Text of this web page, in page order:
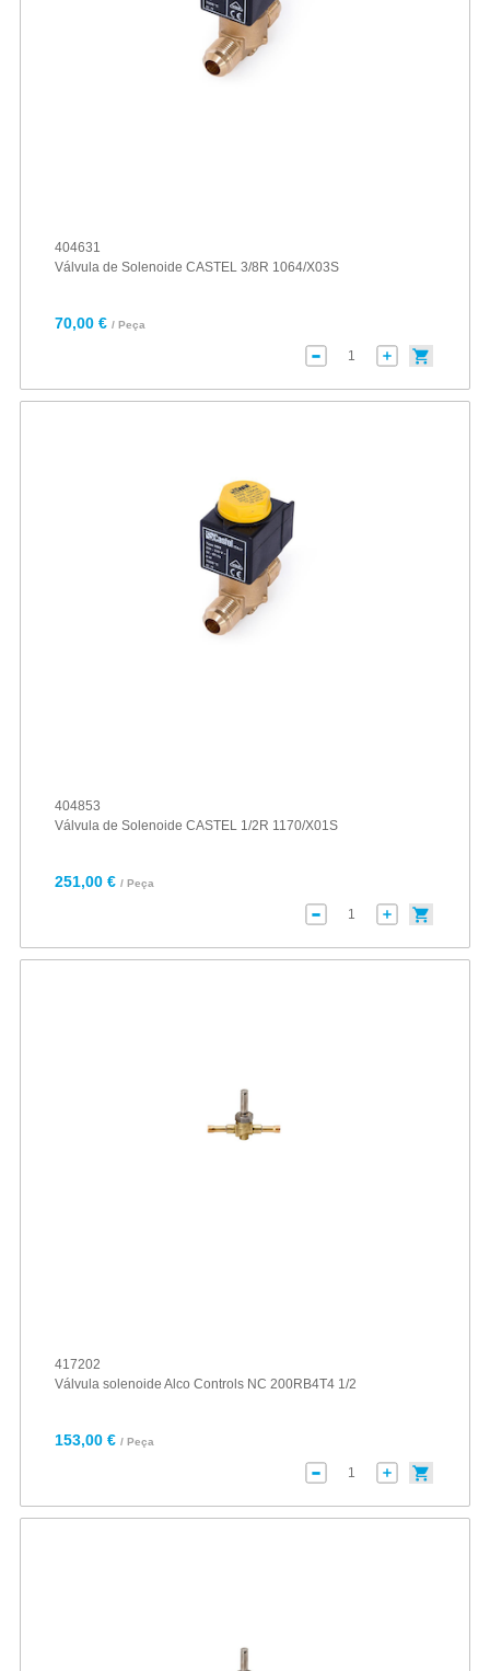
404631
Válvula de Solenoide CASTEL 3/8R 1064/X03S
70,00 € / Peça
404853
Válvula de Solenoide CASTEL 1/2R 1170/X01S
251,00 € / Peça
417202
Válvula solenoide Alco Controls NC 200RB4T4 1/2
153,00 € / Peça